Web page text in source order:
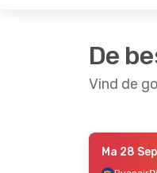
De
Vind de
- Zo 6 Sep.
Ma 28